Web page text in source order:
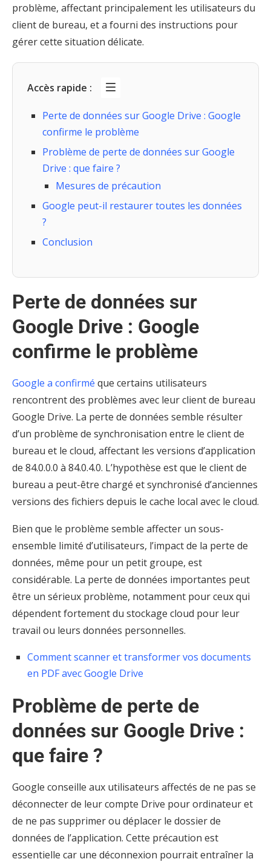
problème, affectant principalement les utilisateurs du
client de bureau, et a fourni des instructions pour
gérer cette situation délicate.
Accès rapide :
Perte de données sur Google Drive : Google
confirme le problème
Problème de perte de données sur Google
Drive : que faire ?
Mesures de précaution
Google peut-il restaurer toutes les données
?
Conclusion
Perte de données sur
Google Drive : Google
confirme le problème
Google a confirmé que certains utilisateurs
rencontrent des problèmes avec leur client de bureau
Google Drive. La perte de données semble résulter
d’un problème de synchronisation entre le client de
bureau et le cloud, affectant les versions d’application
de 84.0.0.0 à 84.0.4.0. L’hypothèse est que le client de
bureau a peut-être chargé et synchronisé d’anciennes
versions des fichiers depuis le cache local avec le cloud.
Bien que le problème semble affecter un sous-
ensemble limité d’utilisateurs, l’impact de la perte de
données, même pour un petit groupe, est
considérable. La perte de données importantes peut
être un sérieux problème, notamment pour ceux qui
dépendent fortement du stockage cloud pour leur
travail ou leurs données personnelles.
Comment scanner et transformer vos documents
en PDF avec Google Drive
Problème de perte de
données sur Google Drive :
que faire ?
Google conseille aux utilisateurs affectés de ne pas se
déconnecter de leur compte Drive pour ordinateur et
de ne pas supprimer ou déplacer le dossier de
données de l’application. Cette précaution est
essentielle car une déconnexion pourrait entraîner la